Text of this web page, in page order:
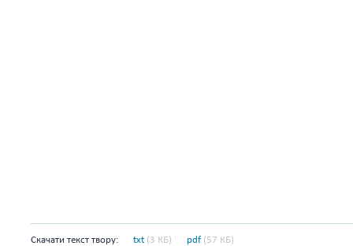
Скачати текст твору: txt (3 КБ) pdf (57 КБ)